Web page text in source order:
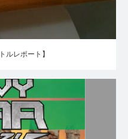
ルレポート】